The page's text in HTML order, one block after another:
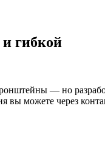
гибкой
— но
вы можете через